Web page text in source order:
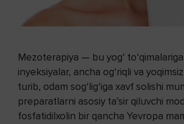
Mezoterapiya — bu yog‘
inyeksiyalar, ancha og‘riqli va
turib, odam sog‘lig‘iga xavf solishi
preparatlarni asosiy ta’sir qiluvchi
fosfatidilxolin bir qancha Yevropa